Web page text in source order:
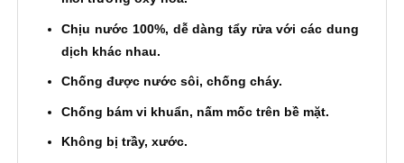
Chịu nước 100%, dễ dàng tẩy rửa với các dung
dịch khác nhau.
Chống được nước sôi, chống cháy.
Chống bám vi khuẩn, nấm mốc trên bề mặt.
Không bị trầy, xước.